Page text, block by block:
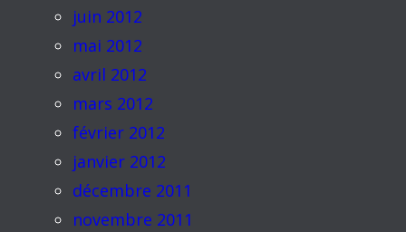
juin 2012
mai 2012
avril 2012
mars 2012
février 2012
janvier 2012
décembre 2011
novembre 2011